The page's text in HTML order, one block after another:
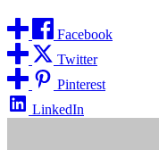
Facebook
Twitter
Pinterest
LinkedIn